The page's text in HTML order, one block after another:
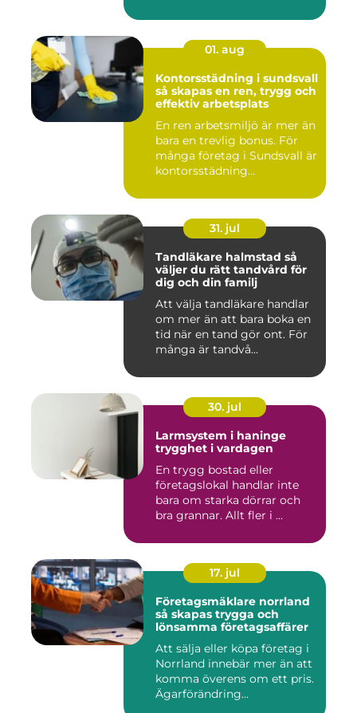
01. aug
Kontorsstädning i sundsvall
så skapas en ren, trygg och
effektiv arbetsplats
En ren arbetsmiljö är mer än
bara en trevlig bonus. För
många företag i Sundsvall är
kontorsstädning...
31. jul
Tandläkare halmstad så
väljer du rätt tandvård för
dig och din familj
Att välja tandläkare handlar
om mer än att bara boka en
tid när en tand gör ont. För
många är tandvå...
30. jul
Larmsystem i haninge
trygghet i vardagen
En trygg bostad eller
företagslokal handlar inte
bara om starka dörrar och
bra grannar. Allt fler i ...
17. jul
Företagsmäklare norrland
så skapas trygga och
lönsamma företagsaffärer
Att sälja eller köpa företag i
Norrland innebär mer än att
komma överens om ett pris.
Ägarförändring...